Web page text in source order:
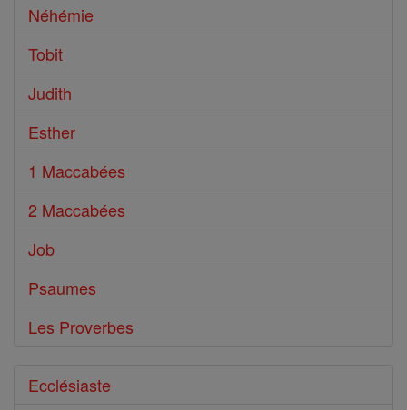
Néhémie
Tobit
Judith
Esther
1 Maccabées
2 Maccabées
Job
Psaumes
Les Proverbes
Ecclésiaste